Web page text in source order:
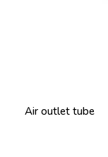
Air outlet tube